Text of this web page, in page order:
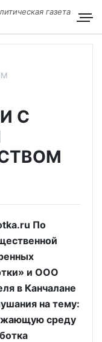
газета
С
По
и ООО
в Канчалане
на тему:
среду